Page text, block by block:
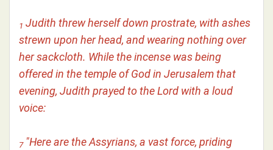
1 Judith threw herself down prostrate, with ashes
strewn upon her head, and wearing nothing over
her sackcloth. While the incense was being
offered in the temple of God in Jerusalem that
evening, Judith prayed to the Lord with a loud
voice:
7"Here are the Assyrians, a vast force, priding